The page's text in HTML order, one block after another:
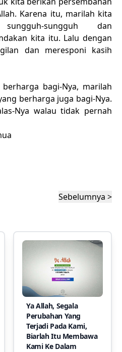
Karena itu, marilah kita
sungguh dan
kita itu. Lalu dengan
dan meresponi kasih
bagi-Nya, marilah
berharga juga bagi-Nya.
Nya walau tidak pernah
Sebelumnya >
Ya Allah, Segala
Perubahan Yang
Terjadi Pada Kami,
Biarlah Itu Membawa
Kami Ke Dalam